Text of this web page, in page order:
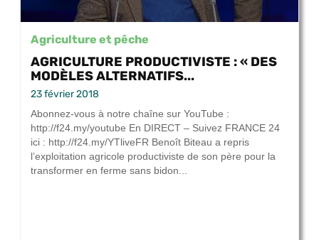
Agriculture et pêche
AGRICULTURE PRODUCTIVISTE : « DES
MODÈLES ALTERNATIFS...
23 février 2018
Abonnez-vous à notre chaîne sur YouTube :
http://f24.my/youtube En DIRECT – Suivez FRANCE 24
ici : http://f24.my/YTliveFR Benoît Biteau a repris
l’exploitation agricole productiviste de son père pour la
transformer en ferme sans bidon...